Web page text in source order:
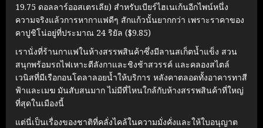
19.75 ดอลลาร์ออสเตรเลีย) สำหรับเบียร์ไฮเนเก้นอีกไพน์หนึ่ง
ความจริงแล้วการหากาแฟดีๆ สักแก้วนั้นยากกว่า เพราะราคาของ
คาปูชิโน่อยู่ที่ประมาณ 24 ริยัล ($9.85)
เรานั่งที่ร้านกาแฟในห้างสรรพสินค้าซึ่งมีลานสเก็ตน้ำแข็ง สวน
สนุกพร้อมรถไฟเหาะตีลังกาและชิงช้าสวรรค์ และคลองสไตล์
เวนิสที่มีเรือกอนโดลาลอยน้ำให้บริการ หลังคาตลอดทั้งอาคารทาสี
ฟ้าและเมฆ มันสับสนมาก ไม่มีที่ไหนใกล้กับห้างสรรพสินค้าที่ใหญ่
ที่สุดในเมืองนี้
แต่นี่เป็นเรื่องของชาติที่คลั่งไคล้ในความมั่งคั่งและให้ใบอนุญาต